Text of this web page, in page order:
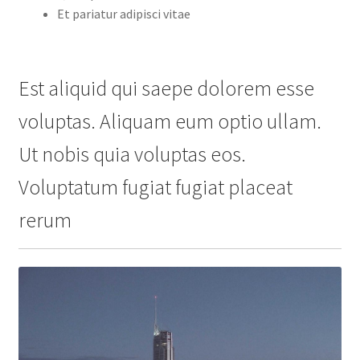
Et pariatur adipisci vitae
Est aliquid qui saepe dolorem esse
voluptas. Aliquam eum optio ullam.
Ut nobis quia voluptas eos.
Voluptatum fugiat fugiat placeat
rerum